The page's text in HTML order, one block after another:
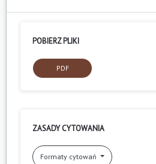
POBIERZ PLIKI
PDF
ZASADY CYTOWANIA
Formaty cytowań